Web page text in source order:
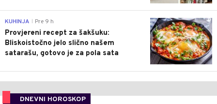
0
KUHINJA Pre 9 h
Provjereni recept za šakšuku:
Bliskoistočno jelo slično našem
satarašu, gotovo je za pola sata
DNEVNI HOROSKOP